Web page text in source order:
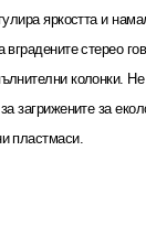
яркостта и
стерео
колонки.
загрижените за
пластмаси.